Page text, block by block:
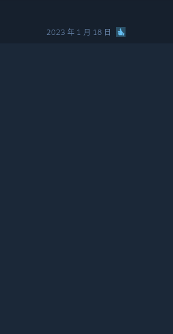
2023 年 1 月 18 日